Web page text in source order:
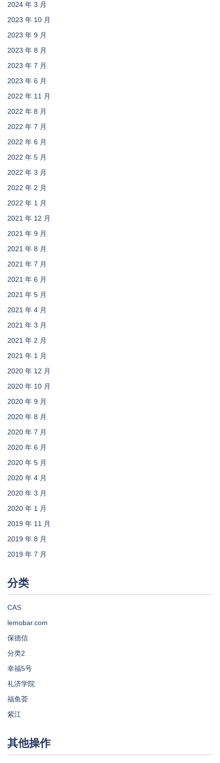
2024 年 3 月
2023 年 10 月
2023 年 9 月
2023 年 8 月
2023 年 7 月
2023 年 6 月
2022 年 11 月
2022 年 8 月
2022 年 7 月
2022 年 6 月
2022 年 5 月
2022 年 3 月
2022 年 2 月
2022 年 1 月
2021 年 12 月
2021 年 9 月
2021 年 8 月
2021 年 7 月
2021 年 6 月
2021 年 5 月
2021 年 4 月
2021 年 3 月
2021 年 2 月
2021 年 1 月
2020 年 12 月
2020 年 10 月
2020 年 9 月
2020 年 8 月
2020 年 7 月
2020 年 6 月
2020 年 5 月
2020 年 4 月
2020 年 3 月
2020 年 1 月
2019 年 11 月
2019 年 8 月
2019 年 7 月
分类
CAS
lemobar.com
保德信
分类2
幸福5号
礼济学院
福鱼荟
紫江
其他操作